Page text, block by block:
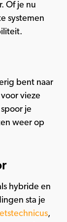
Of je nu
systemen
bent naar
vieze
je
weer op
hybride en
sta je
,